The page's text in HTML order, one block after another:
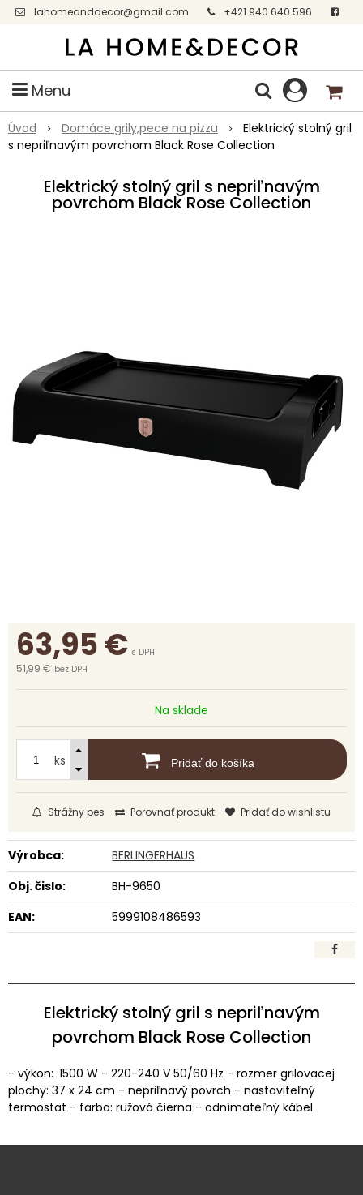
lahomeanddecor@gmail.com
+421 940 640 596
Facebook
Menu
Úvod Domáce grily,pece na pizzu
Elektrický stolný gril
s nepriľnavým povrchom Black Rose Collection
Elektrický stolný gril s nepriľnavým
povrchom Black Rose Collection
63,95€ s DPH
51,99 € bez DPH
Na sklade
ks Pridať do košíka
Strážny pes Porovnať produkt Pridať do wishlistu
Výrobca:
BERLINGERHAUS
Obj. čislo:
BH-9650
EAN:
5999108486593
Elektrický stolný gril s nepriľnavým
povrchom Black Rose Collection
- výkon: :1500 W - 220-240 V 50/60 Hz - rozmer grilovacej
plochy: 37 x 24 cm - nepriľnavý povrch - nastaviteľný
termostat - farba: ružová čierna - odnímateľný kábel